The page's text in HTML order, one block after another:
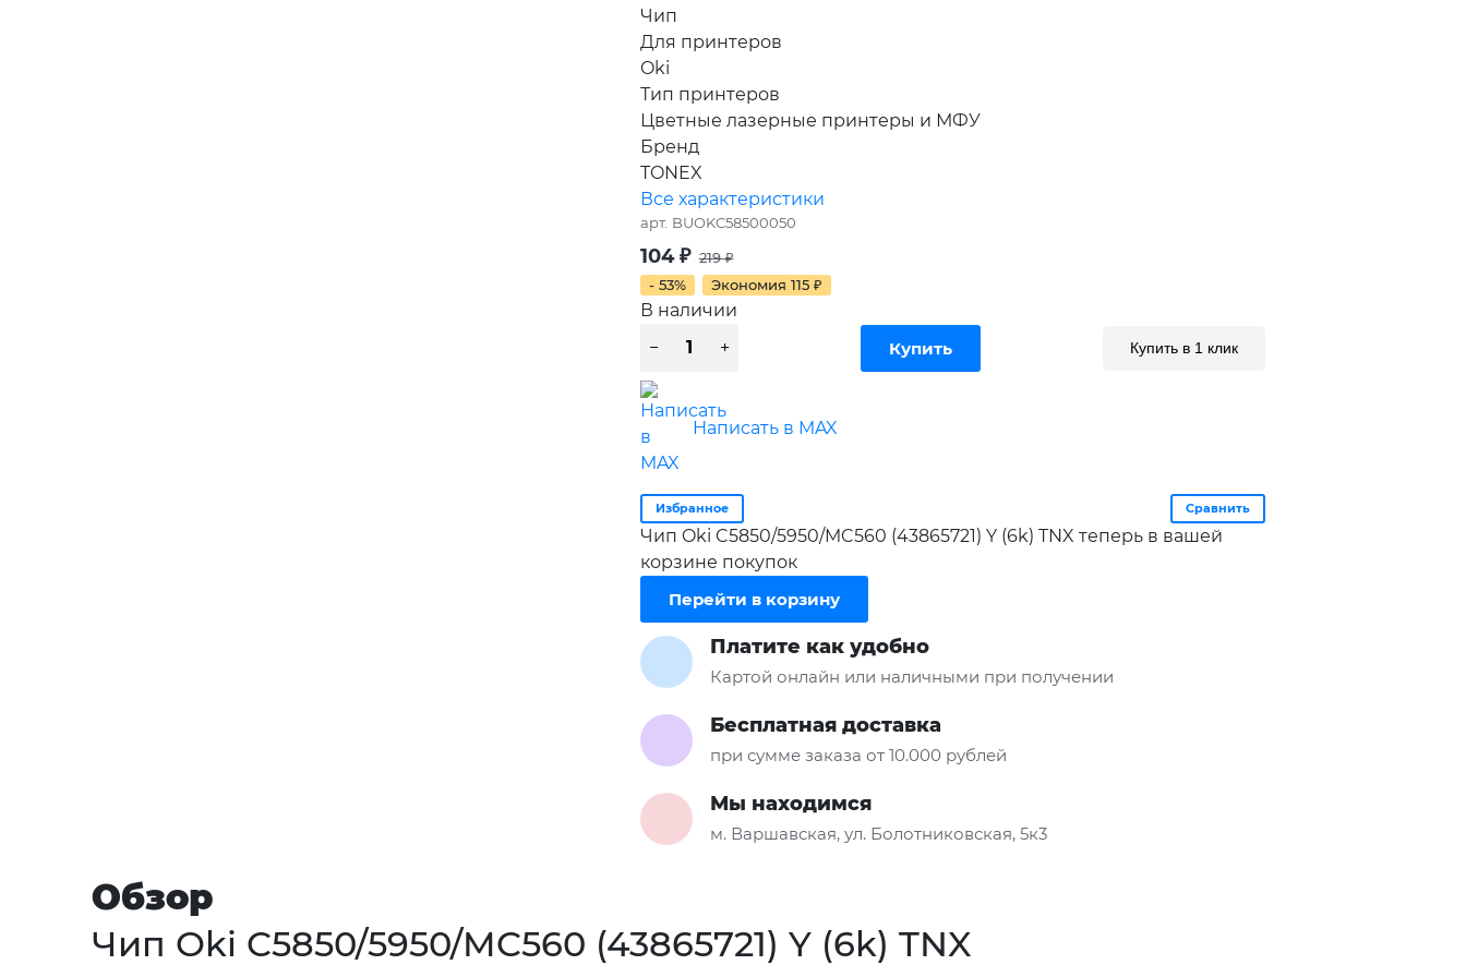
Чип
Для принтеров
Oki
Тип принтеров
Цветные лазерные принтеры и МФУ
Бренд
TONEX
Все характеристики
арт. BUOKC58500050
104₽ 219₽
- 53%
Экономия 115 ₽
В наличии
Купить в 1 клик
Написать в MAX
Избранное Сравнить
Чип Oki C5850/5950/MC560 (43865721) Y (6k) TNX теперь в вашей
корзине покупок
Перейти в корзину
Платите как удобно
Картой онлайн или наличными при получении
Бесплатная доставка
при сумме заказа от 10.000 рублей
Мы находимся
м. Варшавская, ул. Болотниковская, 5к3
Обзор
Чип Oki C5850/5950/MC560 (43865721) Y (6k) TNX